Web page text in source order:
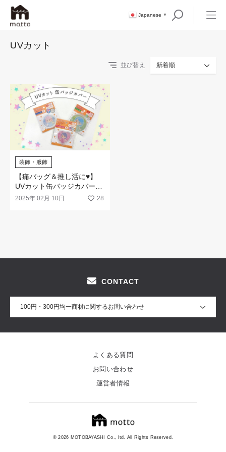
Japanese ▼
UVカット
並び替え 新着順
装飾・服飾
【痛バッグ＆推し活に♥】
UVカット缶バッジカバーが
100均に新登場！
2025年 02月 10日 28
CONTACT
100円・300円均一商材に関するお問い合わせ
© 2026 MOTOBAYASHI Co., ltd. All Rights Reserved.
よくある質問
お問い合わせ
運営者情報